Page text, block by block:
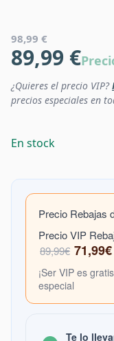
98,99 €
89,99 €
¿Quieres el precio VIP?
precios especiales en
En stock
Precio Rebajas
Precio VIP
89,99€ 71,99€
¡Ser VIP es
especial
Te lo